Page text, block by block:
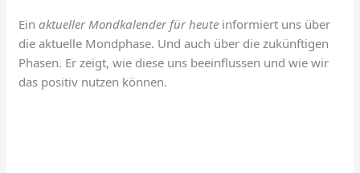
Einaktueller Mondkalender für heute informiert uns über
die aktuelle Mondphase. Und auch über die zukünftigen
Phasen. Er zeigt, wie diese uns beeinflussen und wie wir
das positiv nutzen können.